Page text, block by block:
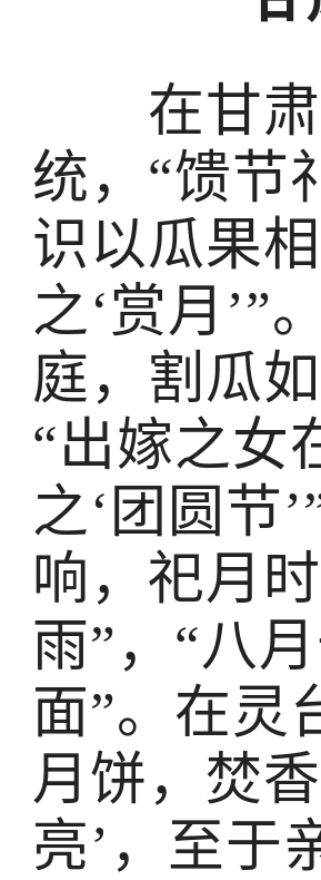
在甘肃
统，“馈节
识以瓜果
之‘赏月’”
庭，割瓜
“出嫁之女
之‘团圆节
响，祀月
雨”，“八
面”。在灵
月饼，焚
亮’，至于